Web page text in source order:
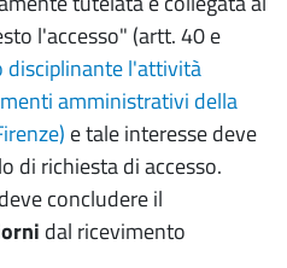
l'accesso" (artt. 40 e
disciplinante l'attività
amministrativi della
e tale interesse deve
di richiesta di accesso.
concludere il
dal ricevimento